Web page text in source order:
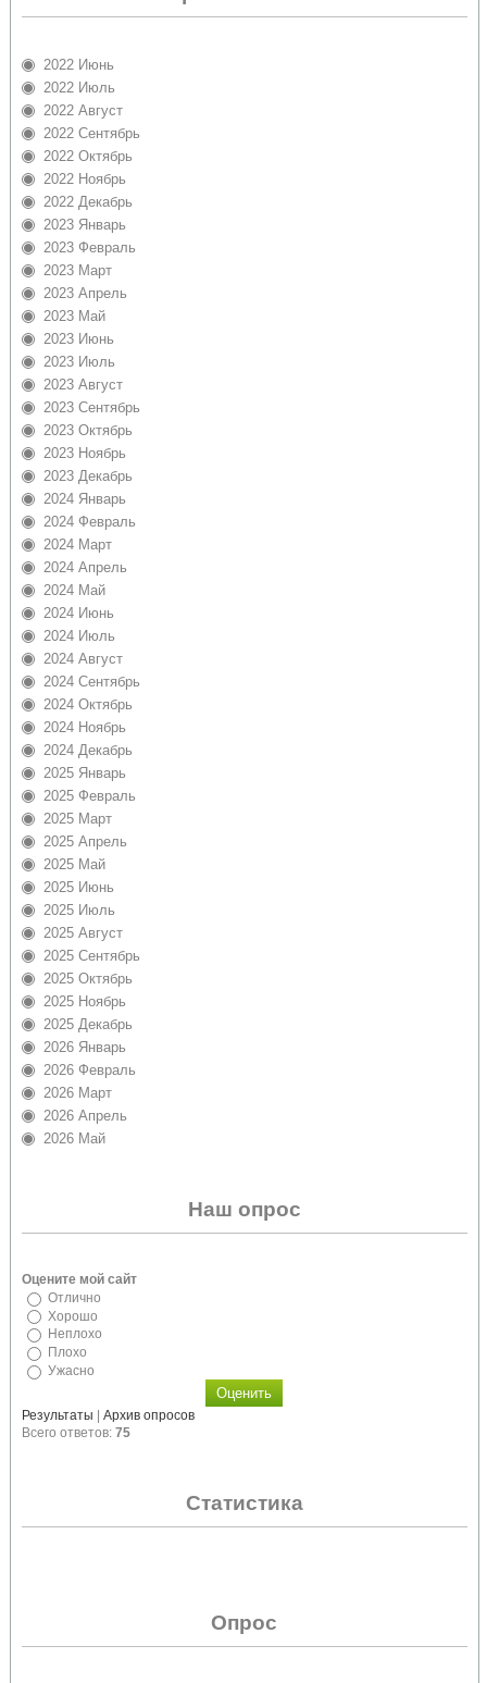
2022 Июнь
2022 Июль
2022 Август
2022 Сентябрь
2022 Октябрь
2022 Ноябрь
2022 Декабрь
2023 Январь
2023 Февраль
2023 Март
2023 Апрель
2023 Май
2023 Июнь
2023 Июль
2023 Август
2023 Сентябрь
2023 Октябрь
2023 Ноябрь
2023 Декабрь
2024 Январь
2024 Февраль
2024 Март
2024 Апрель
2024 Май
2024 Июнь
2024 Июль
2024 Август
2024 Сентябрь
2024 Октябрь
2024 Ноябрь
2024 Декабрь
2025 Январь
2025 Февраль
2025 Март
2025 Апрель
2025 Май
2025 Июнь
2025 Июль
2025 Август
2025 Сентябрь
2025 Октябрь
2025 Ноябрь
2025 Декабрь
2026 Январь
2026 Февраль
2026 Март
2026 Апрель
2026 Май
Наш опрос
Оцените мой сайт
Отлично
Хорошо
Неплохо
Плохо
Ужасно
Результаты | Архив опросов
Всего ответов: 75
Статистика
Опрос